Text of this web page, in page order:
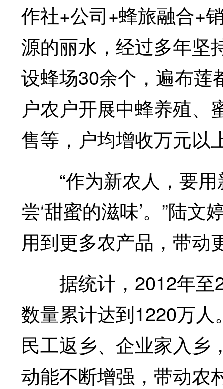
作社+公司+蜂旅融合+
源的丽水，经过多年坚
设蜂场30余个，遍布莲
户农户开展中蜂养殖、
售等，户均增收万元以
“作为新农人，要用
尝‘甜蜜的滋味’。”陆
用到更多农产品，带动
据统计，2012年至
数量累计达到1220万
民工返乡、企业家入乡
动能不断增强，带动农